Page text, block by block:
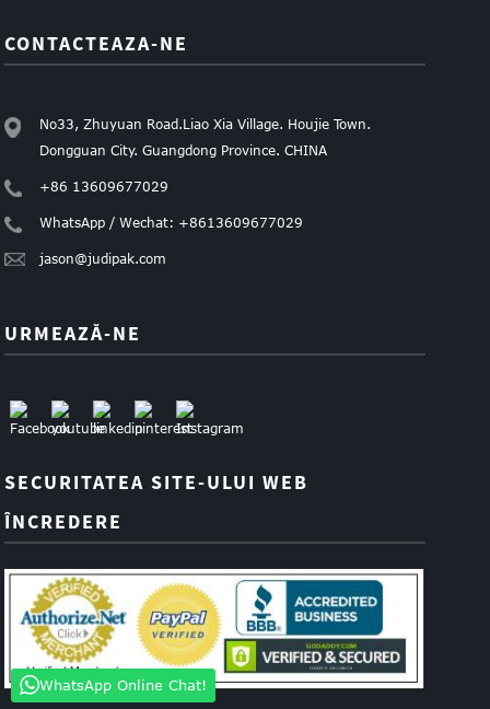
CONTACTEAZA-NE
No33, Zhuyuan Road.Liao Xia Village. Houjie Town.
Dongguan City. Guangdong Province. CHINA
+86 13609677029
WhatsApp / Wechat: +8613609677029
jason@judipak.com
URMEAZĂ-NE
SECURITATEA SITE-ULUI WEB
ÎNCREDERE
WhatsApp Online Chat!